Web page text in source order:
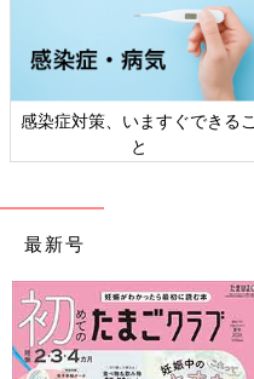
感染症対策、いますぐできるこ
と
最新号